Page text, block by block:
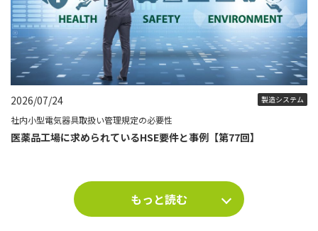
2026/07/24 製造システム
社内小型電気器具取扱い管理規定の必要性
医薬品工場に求められているHSE要件と事例【第77回】
もっと読む